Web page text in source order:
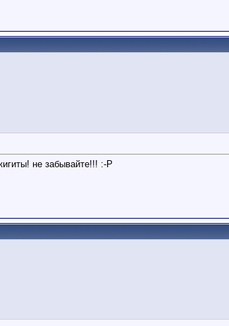
не забывайте!!! :-P